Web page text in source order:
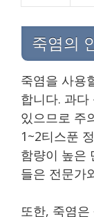
죽염의
죽염을 사용
합니다. 과
있으므로 주
1~2티스푼
함량이 높은
들은 전문가
또한, 죽염